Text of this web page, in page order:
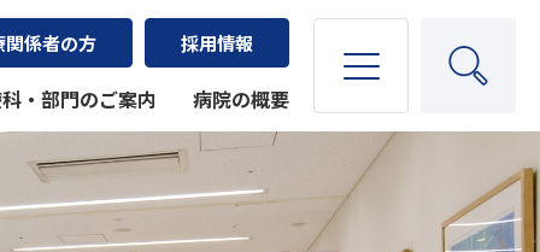
関係者の方 採用情報
・部門のご案内 病院の概要